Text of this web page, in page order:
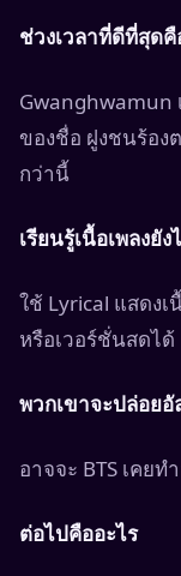
ช่วงเวลาที่ดีที่สุดคื
Gwanghwamun
ของชื่อ ฝูงชนร้อง
กว่านี้
เรียนรู้เนื้อเพลงยัง
ใช้ Lyrical แสดง
หรือเวอร์ชั่นสดได้
พวกเขาจะปล่อย
อาจจะ BTS เคย
ต่อไปคืออะไร